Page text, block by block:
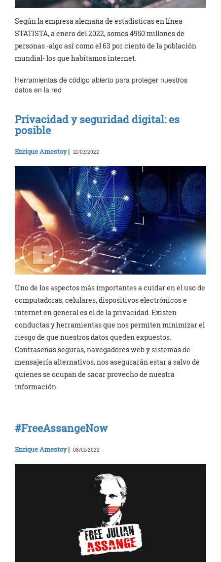
Según la empresa alemana de estadísticas en línea
STATISTA, a enero del 2022, somos 4950 millones de
personas -algo así como el 63 por ciento de la población
mundial- los que habitamos internet.
Herramientas de código abierto para proteger nuestros
datos en la red
Privacidad y seguridad digital: es
posible
Enrique Amestoy| 12/03/2022
Uno de los aspectos más importantes a cuidar en el uso de
computadoras, celulares, dispositivos electrónicos e
internet en general es el de la privacidad. Existen
conductas y herramientas que nos permiten minimizar el
riesgo de que nuestros datos queden expuestos.
Contraseñas seguras, navegadores web y sistemas de
mensajería alternativos, nos asegurarán estar a salvo de
quienes se ocupan de sacar provecho de nuestra
información.
#FreeAssangeNow
Enrique Amestoy| 08/01/2022